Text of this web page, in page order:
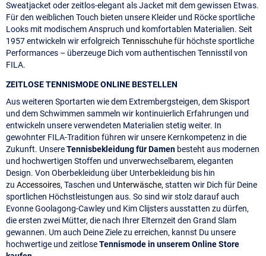
Sweatjacket oder zeitlos-elegant als Jacket mit dem gewissen Etwas.
Für den weiblichen Touch bieten unsere Kleider und Röcke sportliche
Looks mit modischem Anspruch und komfortablen Materialien. Seit
1957 entwickeln wir erfolgreich Tennisschuhefür höchste sportliche
Performances – überzeuge Dich vom authentischen Tennisstil von
FILA.
ZEITLOSE TENNISMODE ONLINE BESTELLEN
Aus weiteren Sportarten wie dem Extrembergsteigen, dem Skisport
und dem Schwimmen sammeln wir kontinuierlich Erfahrungen und
entwickeln unsere verwendeten Materialien stetig weiter. In
gewohnter FILA-Tradition führen wir unsere Kernkompetenz in die
Zukunft. UnsereTennisbekleidung für Damen besteht aus modernen
und hochwertigen Stoffen und unverwechselbarem, eleganten
Design. Von Oberbekleidung über Unterbekleidung bis hin
zu Accessoires, Taschen und Unterwäsche, statten wir Dich für Deine
sportlichen Höchstleistungen aus. So sind wir stolz darauf auch
Evonne Goolagong-Cawley und Kim Clijsters ausstatten zu dürfen,
die ersten zwei Mütter, die nach Ihrer Elternzeit den Grand Slam
gewannen. Um auch Deine Ziele zu erreichen, kannst Du unsere
hochwertige und zeitloseTennismode in unserem Online Store